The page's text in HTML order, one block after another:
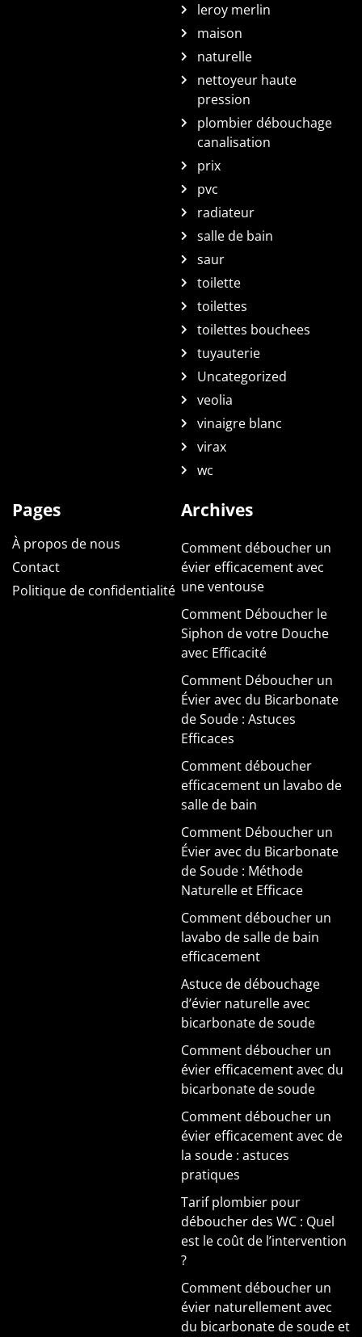
leroy merlin
maison
naturelle
nettoyeur haute
pression
plombier débouchage
canalisation
prix
pvc
radiateur
salle de bain
saur
toilette
toilettes
toilettes bouchees
tuyauterie
Uncategorized
veolia
vinaigre blanc
virax
wc
Pages
À propos de nous
Contact
Politique de confidentialité
Archives
Comment déboucher un
évier efficacement avec
une ventouse
Comment Déboucher le
Siphon de votre Douche
avec Efficacité
Comment Déboucher un
Évier avec du Bicarbonate
de Soude : Astuces
Efficaces
Comment déboucher
efficacement un lavabo de
salle de bain
Comment Déboucher un
Évier avec du Bicarbonate
de Soude : Méthode
Naturelle et Efficace
Comment déboucher un
lavabo de salle de bain
efficacement
Astuce de débouchage
d’évier naturelle avec
bicarbonate de soude
Comment déboucher un
évier efficacement avec du
bicarbonate de soude
Comment déboucher un
évier efficacement avec de
la soude : astuces
pratiques
Tarif plombier pour
déboucher des WC : Quel
est le coût de l’intervention
?
Comment déboucher un
évier naturellement avec
du bicarbonate de soude et